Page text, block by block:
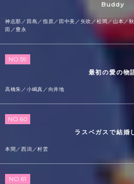
Buddy
神志那／田島／指原／田中美／矢吹／松岡／山本／
田／豊永
NO.59
最初の愛の物
高橋朱／小嶋真／向井地
NO.60
ラスベガスで結婚
本間／西潟／村雲
NO.61